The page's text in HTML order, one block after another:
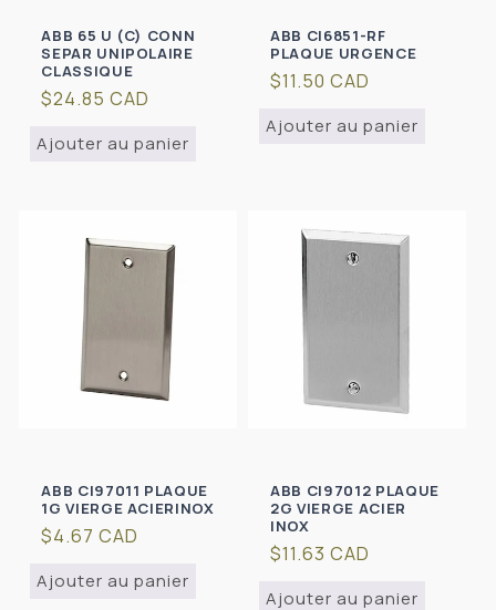
ABB 65 U (C) CONN
SEPAR UNIPOLAIRE
CLASSIQUE
Prix
$24.85 CAD
Ajouter au panier
ABB CI6851-RF
PLAQUE URGENCE
Prix
$11.50 CAD
Ajouter au panier
ABB CI97011 PLAQUE
1G VIERGE ACIERINOX
Prix
$4.67 CAD
Ajouter au panier
ABB CI97012 PLAQUE
2G VIERGE ACIER
INOX
Prix
$11.63 CAD
Ajouter au panier